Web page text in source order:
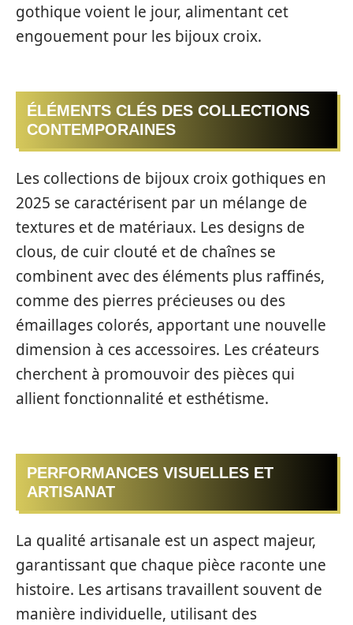
gothique voient le jour, alimentant cet
engouement pour les bijoux croix.
ÉLÉMENTS CLÉS DES COLLECTIONS
CONTEMPORAINES
Les collections de bijoux croix gothiques en
2025 se caractérisent par un mélange de
textures et de matériaux. Les designs de
clous, de cuir clouté et de chaînes se
combinent avec des éléments plus raffinés,
comme des pierres précieuses ou des
émaillages colorés, apportant une nouvelle
dimension à ces accessoires. Les créateurs
cherchent à promouvoir des pièces qui
allient fonctionnalité et esthétisme.
PERFORMANCES VISUELLES ET
ARTISANAT
La qualité artisanale est un aspect majeur,
garantissant que chaque pièce raconte une
histoire. Les artisans travaillent souvent de
manière individuelle, utilisant des